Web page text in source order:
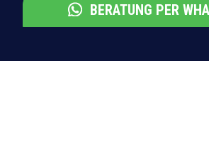
BERATUNG PER